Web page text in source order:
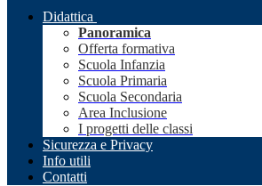
Didattica
Panoramica
Offerta formativa
Scuola Infanzia
Scuola Primaria
Scuola Secondaria
Area Inclusione
I progetti delle classi
Sicurezza e Privacy
Info utili
Contatti